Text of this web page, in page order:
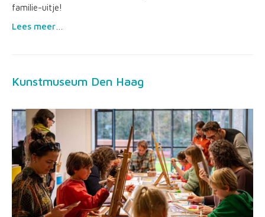
familie-uitje!
Lees meer
Kunstmuseum Den Haag